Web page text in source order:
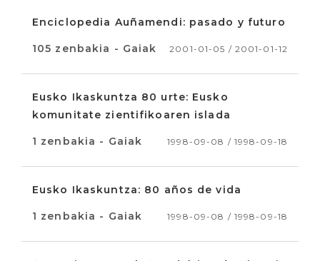
Enciclopedia Auñamendi: pasado y futuro
105 zenbakia - Gaiak 2001-01-05 / 2001-01-12
Eusko Ikaskuntza 80 urte: Eusko
komunitate zientifikoaren islada
1 zenbakia - Gaiak 1998-09-08 / 1998-09-18
Eusko Ikaskuntza: 80 años de vida
1 zenbakia - Gaiak 1998-09-08 / 1998-09-18